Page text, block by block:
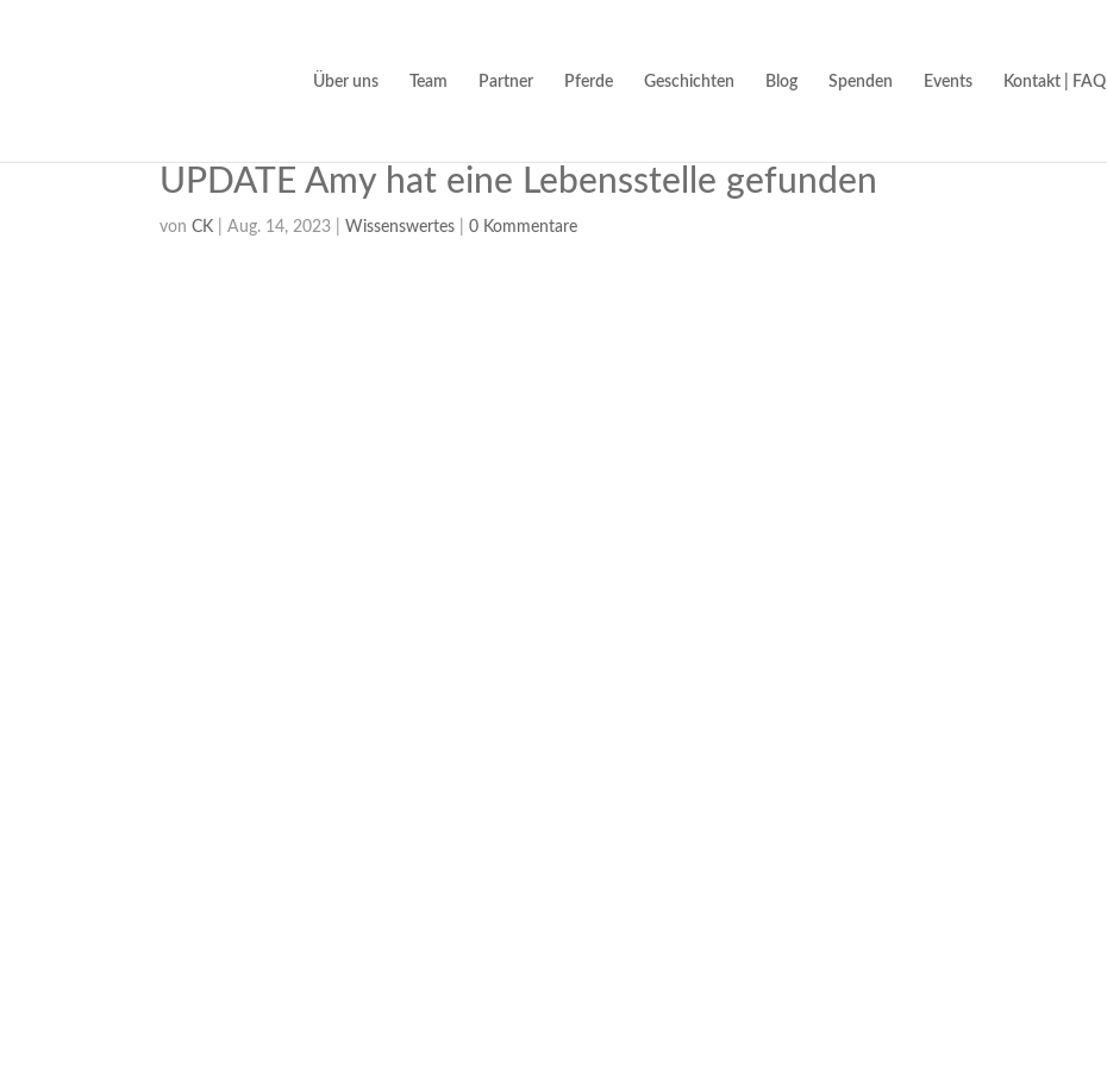
Über uns Team Partner Pferde Geschichten Blog Spenden Events Kontakt | FAQ
UPDATE Amy hat eine Lebensstelle gefunden
vonCK |Aug. 14, 2023 Wissenswertes |0 Kommentare